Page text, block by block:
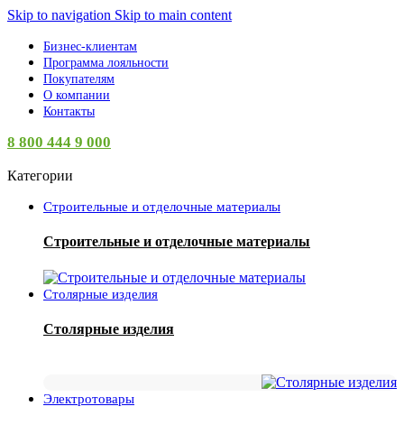
Skip to navigation Skip to main content
Бизнес-клиентам
Программа лояльности
Покупателям
О компании
Контакты
8 800 444 9 000
Категории
Строительные и отделочные материалы
Строительные и отделочные материалы
Столярные изделия
Столярные изделия
Электротовары